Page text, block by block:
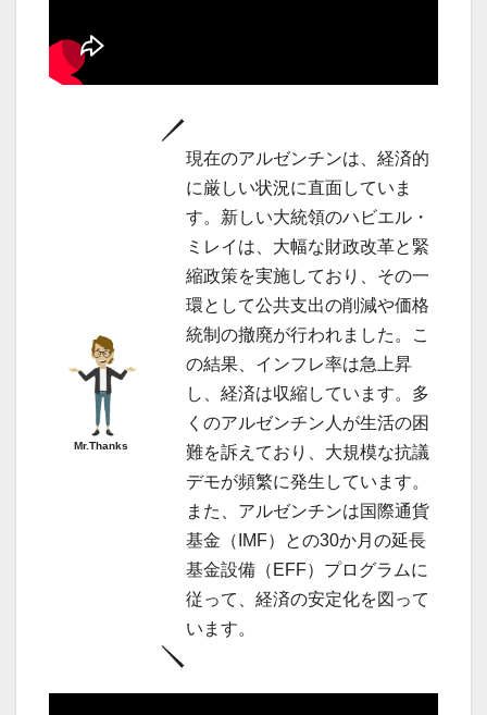
Mr.Thanks
現在のアルゼンチンは、経済的
に厳しい状況に直面していま
す。新しい大統領のハビエル・
ミレイは、大幅な財政改革と緊
縮政策を実施しており、その一
環として公共支出の削減や価格
統制の撤廃が行われました。こ
の結果、インフレ率は急上昇
し、経済は収縮しています。多
くのアルゼンチン人が生活の困
難を訴えており、大規模な抗議
デモが頻繁に発生しています。
また、アルゼンチンは国際通貨
基金（IMF）との30か月の延長
基金設備（EFF）プログラムに
従って、経済の安定化を図って
います。